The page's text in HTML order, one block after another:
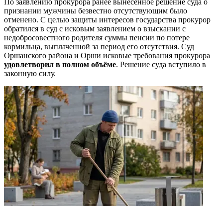
признании мужчины безвестно отсутствующим было
отменено. С целью защиты интересов государства прокурор
обратился в суд с исковым заявлением о взыскании с
недобросовестного родителя суммы пенсии по потере
кормильца, выплаченной за период его отсутствия. Суд
Оршанского района и Орши исковые требования прокурора
удовлетворил в полном объёме. Решение суда вступило в
законную силу.